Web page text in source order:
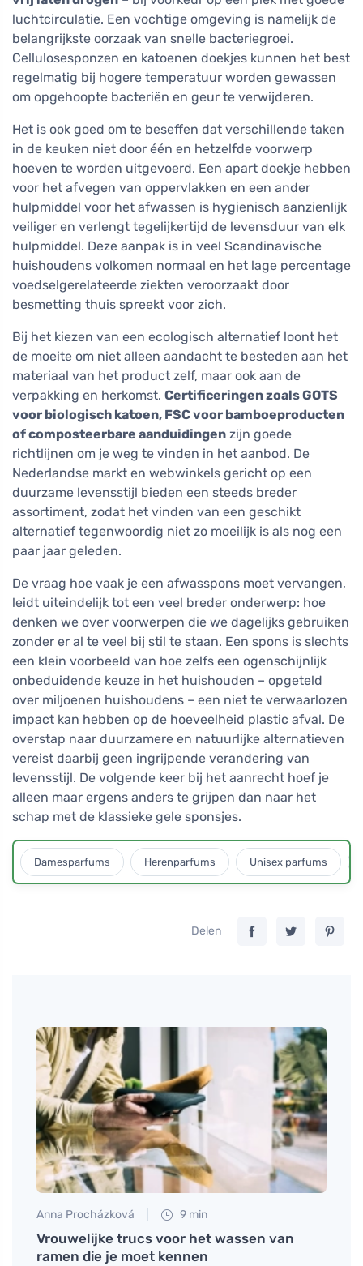
luchtcirculatie. Een vochtige omgeving is namelijk de
belangrijkste oorzaak van snelle bacteriegroei.
Cellulosesponzen en katoenen doekjes kunnen het best
regelmatig bij hogere temperatuur worden gewassen
om opgehoopte bacteriën en geur te verwijderen.
Het is ook goed om te beseffen dat verschillende taken
in de keuken niet door één en hetzelfde voorwerp
hoeven te worden uitgevoerd. Een apart doekje hebben
voor het afvegen van oppervlakken en een ander
hulpmiddel voor het afwassen is hygienisch aanzienlijk
veiliger en verlengt tegelijkertijd de levensduur van elk
hulpmiddel. Deze aanpak is in veel Scandinavische
huishoudens volkomen normaal en het lage percentage
voedselgerelateerde ziekten veroorzaakt door
besmetting thuis spreekt voor zich.
Bij het kiezen van een ecologisch alternatief loont het
de moeite om niet alleen aandacht te besteden aan het
materiaal van het product zelf, maar ook aan de
verpakking en herkomst. Certificeringen zoals GOTS
voor biologisch katoen, FSC voor bamboeproducten
of composteerbare aanduidingen zijn goede
richtlijnen om je weg te vinden in het aanbod. De
Nederlandse markt en webwinkels gericht op een
duurzame levensstijl bieden een steeds breder
assortiment, zodat het vinden van een geschikt
alternatief tegenwoordig niet zo moeilijk is als nog een
paar jaar geleden.
De vraag hoe vaak je een afwasspons moet vervangen,
leidt uiteindelijk tot een veel breder onderwerp: hoe
denken we over voorwerpen die we dagelijks gebruiken
zonder er al te veel bij stil te staan. Een spons is slechts
een klein voorbeeld van hoe zelfs een ogenschijnlijk
onbeduidende keuze in het huishouden – opgeteld
over miljoenen huishoudens – een niet te verwaarlozen
impact kan hebben op de hoeveelheid plastic afval. De
overstap naar duurzamere en natuurlijke alternatieven
vereist daarbij geen ingrijpende verandering van
levensstijl. De volgende keer bij het aanrecht hoef je
alleen maar ergens anders te grijpen dan naar het
schap met de klassieke gele sponsjes.
Damesparfums Herenparfums Unisex parfums
Delen
Anna Procházková 9 min
Vrouwelijke trucs voor het wassen van
ramen die je moet kennen